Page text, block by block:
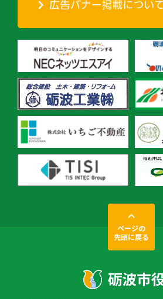
ページの
先頭に戻る